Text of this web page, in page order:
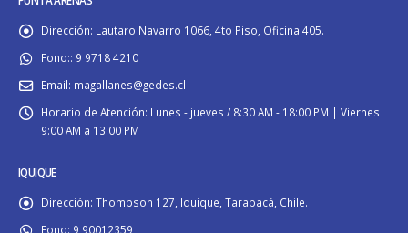
Dirección: Lautaro Navarro 1066, 4to Piso, Oficina 405.
Fono:: 9 9718 4210
Email: magallanes@gedes.cl
Horario de Atención: Lunes - jueves / 8:30 AM - 18:00 PM | Viernes
9:00 AM a 13:00 PM
IQUIQUE
Dirección: Thompson 127, Iquique, Tarapacá, Chile.
Fono: 9 90012359